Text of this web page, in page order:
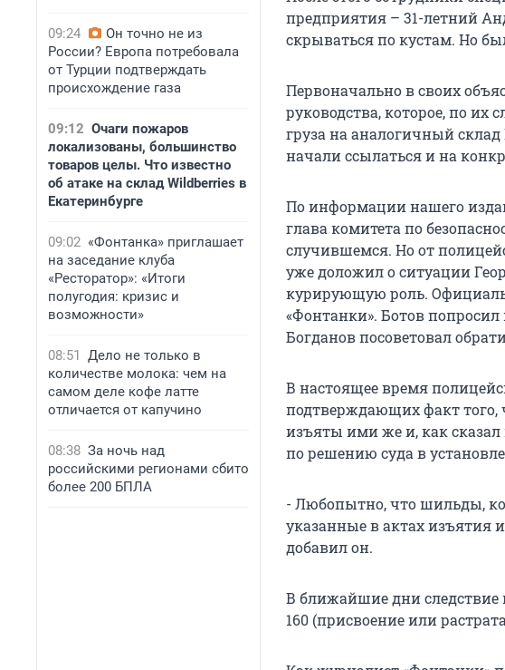
09:24
Он точно не из
России? Европа потребовала
от Турции подтверждать
происхождение газа
09:12 Очаги пожаров
локализованы, большинство
товаров целы. Что известно
об атаке на склад Wildberries в
Екатеринбурге
09:02 «Фонтанка» приглашает
на заседание клуба
«Ресторатор»: «Итоги
полугодия: кризис и
возможности»
08:51 Дело не только в
количестве молока: чем на
самом деле кофе латте
отличается от капучино
08:38 За ночь над
российскими регионами сбито
более 200 БПЛА
предприятия – 31-летний
скрываться по кустам. Но
Первоначально в своих
руководства, которое, по их
груза на аналогичный
начали ссылаться и на
По информации нашего
глава комитета по
случившемся. Но от
уже доложил о ситуации
курирующую роль.
«Фонтанки». Ботов
Богданов посоветовал
В настоящее время
подтверждающих факт
изъяты ими же и, как
по решению суда в
- Любопытно, что шильды,
указанные в актах изъятия
добавил он.
В ближайшие дни следствие
160 (присвоение или